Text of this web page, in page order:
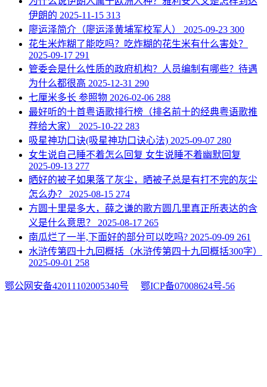
伊朗的 2025-11-15 313
​廖运泽简介（廖运泽黄埔军校军人）
2025-09-23 300
​花生米炸糊了能吃吗？吃炸糊的花生米有什么害处？
2025-09-17 291
​管委会是什么性质的政府机构？人员编制有哪些？待遇
为什么都很高 2025-12-31 290
​七厘米多长 参照物 2026-02-06 288
​最好听的十首粤语歌排行榜（排名前十的经典粤语歌推
荐给大家）
2025-10-22 283
​吸星神功口诀(吸星神功口诀心法) 2025-09-07 280
​女生说自己睡不着怎么回复 女生说睡不着幽默回复
2025-09-13 277
​晒好的被子如果落了灰尘，晒被子总是有打不完的灰尘
怎么办？
2025-08-15 274
​方圆十里是多大，薛之谦的歌方圆几里真正所表达的含
义是什么意思？
2025-08-17 265
​南瓜烂了一半,下面好的部分可以吃吗? 2025-09-09 261
​水浒传第四十九回概括（水浒传第四十九回概括300字）
2025-09-01 258
鄂公网安备42011102005340号 鄂ICP备07008624号-56